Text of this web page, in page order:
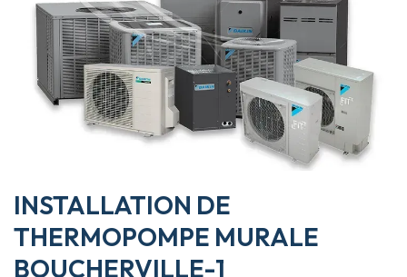
INSTALLATION DE
THERMOPOMPE MURALE
BOUCHERVILLE-1